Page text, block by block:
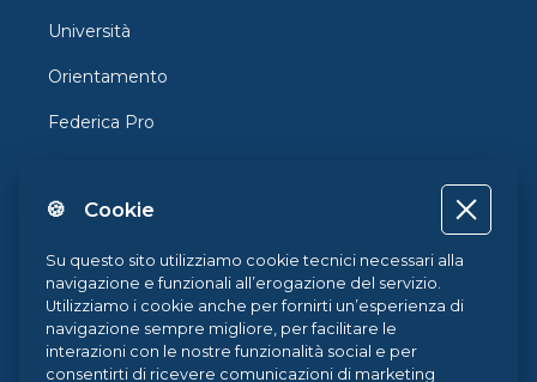
Università
Orientamento
Federica Pro
Federica Coursera
Accessibilità
Privacy
Termini e Condizioni
🍪 Cookie
Su questo sito utilizziamo cookie tecnici necessari alla
navigazione e funzionali all’erogazione del servizio.
Utilizziamo i cookie anche per fornirti un’esperienza di
navigazione sempre migliore, per facilitare le
interazioni con le nostre funzionalità social e per
consentirti di ricevere comunicazioni di marketing